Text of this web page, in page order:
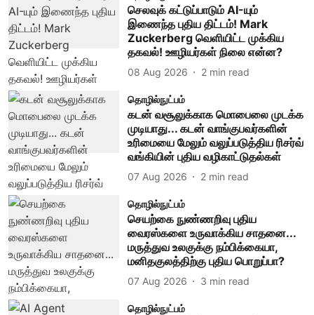
செலவுக் கட்டுப்பாடும் AI-யும்
இணைந்த புதிய திட்டம்! Mark
Zuckerberg வெளியிட்ட முக்கிய
தகவல்! ஊழியர்கள் நிலை என்ன?
08 Aug 2026 2 min read
தொழில்நுட்பம்
கடன் வசூலுக்காக மொபைலை முடக்க
முடியாது... கடன் வாங்குபவர்களின்
உரிமையை மேலும் வலுப்படுத்திய ரிசர்வ்
வங்கியின் புதிய வழிகாட்டுதல்கள்
07 Aug 2026 2 min read
தொழில்நுட்பம்
செயற்கை நுண்ணறிவு புதிய
வைரஸ்களை உருவாக்கிய சாதனை...
மருத்துவ உலகுக்கு நம்பிக்கையா,
மனிதகுலத்திற்கு புதிய பொறுப்பா?
07 Aug 2026 3 min read
தொழில்நுட்பம்